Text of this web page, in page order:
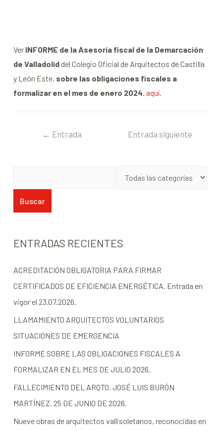
Ver INFORME de la Asesoría fiscal de la Demarcación
de Valladoliddel Colegio Oficial de Arquitectos de Castilla
y León Este, sobre las obligaciones fiscales a
formalizar en el mes de enero 2024, aquí.
← Entrada
Entrada siguiente
ENTRADAS RECIENTES
ACREDITACIÓN OBLIGATORIA PARA FIRMAR
CERTIFICADOS DE EFICIENCIA ENERGÉTICA. Entrada en
vigor el 23.07.2026.
LLAMAMIENTO ARQUITECTOS VOLUNTARIOS
SITUACIONES DE EMERGENCIA
INFORME SOBRE LAS OBLIGACIONES FISCALES A
FORMALIZAR EN EL MES DE JULIO 2026.
FALLECIMIENTO DEL ARQTO. JOSÉ LUIS BURÓN
MARTÍNEZ. 25 DE JUNIO DE 2026.
Nueve obras de arquitectos vallisoletanos, reconocidas en